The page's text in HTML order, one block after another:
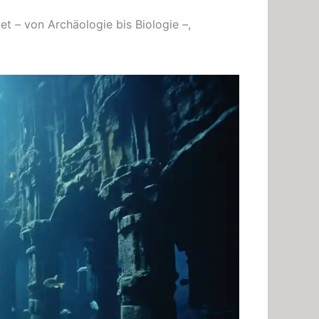
– von Archäologie bis Biologie –,